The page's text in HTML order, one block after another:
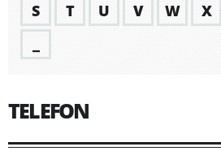
S
T U V W X
TELEFON